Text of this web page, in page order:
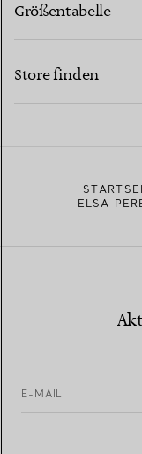
Größentabelle
Store finden
ELSA
E-MAIL